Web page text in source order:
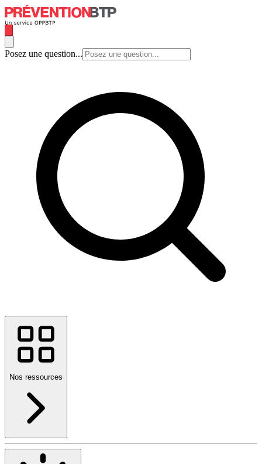
Posez une question...
Nos ressources